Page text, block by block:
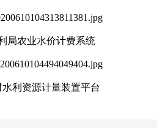
局农业水价计费系统
水利资源计量装置平台